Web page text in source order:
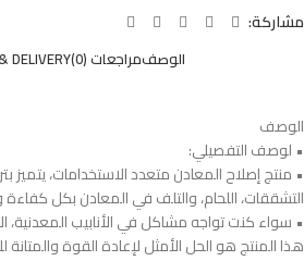
مشاركة:
الوصفمراجعات (0) DELIVERY
الوصف
• لوصف التفصيلي:
• منتج إصلاح المعادن متعدد الاستخدامات، يتميز
التشققات، اللحام، والتلف في المعادن بكل
• سواء كنت تواجه مشاكل في الأنابيب المعدنية،
هذا المنتج هو الحل الأمثل لإعادة القوة والمتانة